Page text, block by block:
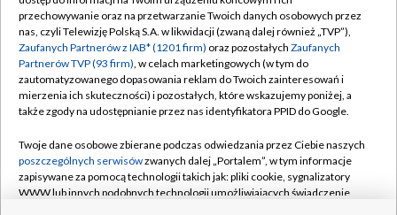
Abonament TVP
Sklep TVP
Biuro Reklamy
Oferta Handlowa
Emisja w TVP
Rada Programowa
Regulamin TVP
Polityka prywatności
Moje zgody
Biuro reklamy
Kanały
przechowywanie oraz na przetwarzanie Twoich danych osobowych przez
nas, czyli Telewizję Polską S.A. w likwidacji (zwaną dalej również „TVP”),
Zaufanych Partnerów z IAB* (1201 firm) oraz pozostałych Zaufanych
Partnerów TVP (93 firm), w celach marketingowych (w tym do
zautomatyzowanego dopasowania reklam do Twoich zainteresowań i
mierzenia ich skuteczności) i pozostałych, które wskazujemy poniżej, a
także zgody na udostępnianie przez nas identyfikatora PPID do Google.
Twoje dane osobowe zbierane podczas odwiedzania przez Ciebie naszych
poszczególnych serwisówzwanych dalej „Portalem”, w tym informacje
zapisywane za pomocą technologii takich jak: pliki cookie, sygnalizatory
WWW lub innych podobnych technologii umożliwiających świadczenie